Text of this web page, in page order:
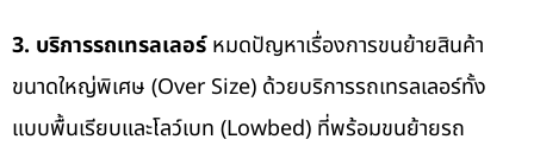
3. บริการรถเทรลเลอร์หมดปัญหาเรื่องการขนย้ายสินค้า
ขนาดใหญ่พิเศษ (Over Size) ด้วยบริการรถเทรลเลอร์ทั้ง
แบบพื้นเรียบและโลว์เบท (Lowbed) ที่พร้อมขนย้ายรถ